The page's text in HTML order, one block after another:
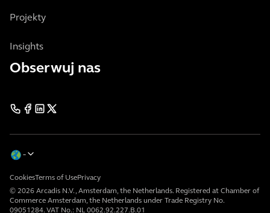
Projekty
Insights
Obserwuj nas
© 2026 Arcadis N.V., Amsterdam, the Netherlands. Registered at Chamber of
Commerce Amsterdam, the Netherlands under Trade Registry No.
09051284. VAT No.: NL 0062.92.227.B.01
CookiesTerms of UsePrivacy